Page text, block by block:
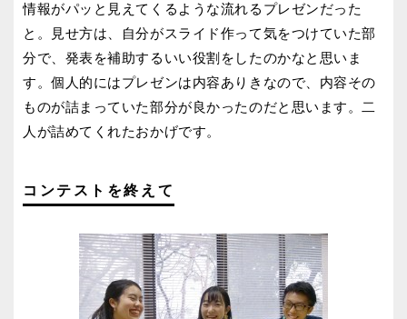
情報がパッと見えてくるような流れるプレゼンだった
と。見せ方は、自分がスライド作って気をつけていた部
分で、発表を補助するいい役割をしたのかなと思いま
す。個人的にはプレゼンは内容ありきなので、内容その
ものが詰まっていた部分が良かったのだと思います。二
人が詰めてくれたおかげです。
コンテストを終えて